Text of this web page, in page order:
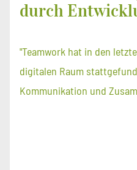
durch
"Teamwork hat in den
digitalen Raum
Kommunikation und